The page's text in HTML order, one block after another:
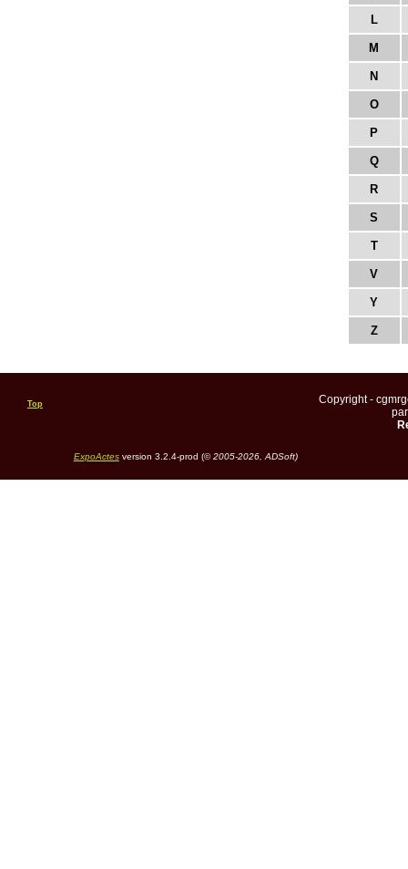
L
M
N
O
P
Q
R
S
T
V
Y
Z
Top
Copyright -
ExpoActesversion 3.2.4-prod (©2005-2026, ADSoft)